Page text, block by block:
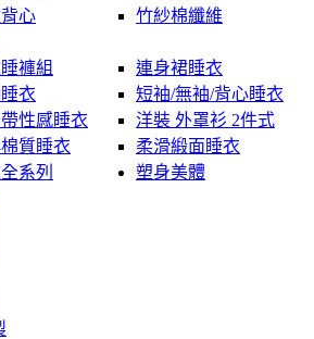
心
竹紗棉纖維
褲組
連身裙睡衣
衣
短袖/無袖/背心睡衣
性感睡衣
洋裝 外罩衫 2件式
質睡衣
柔滑緞面睡衣
系列
塑身美體